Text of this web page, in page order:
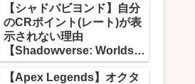
【シャドバビヨンド】自分
のCRポイント(レート)が表
示されない理由
【Shadowverse: Worlds
Beyond】
【Apex Legends】オクタ